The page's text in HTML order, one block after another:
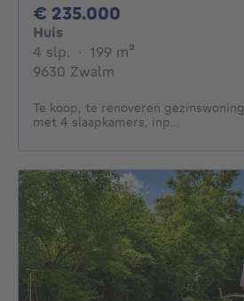
€ 235.000
Huis
4 slp. 4 slaapkamers
· 199 m²
9630 Zwalm
Te koop, te renoveren gezinswoning
met 4 slaapkamers, inp...